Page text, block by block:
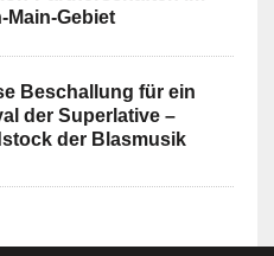
Main-Gebiet
Beschallung für ein
der Superlative –
der Blasmusik